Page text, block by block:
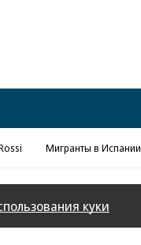
Мигранты в Испании
куки